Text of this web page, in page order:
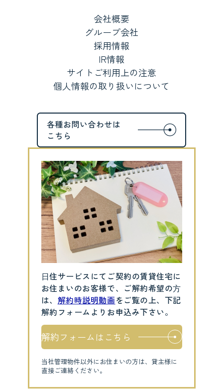
会社概要
グループ会社
採用情報
IR情報
サイトご利用上の注意
個人情報の取り扱いについて
⽇住サービスにてご契約の賃貸住宅に
お住まいのお客様で、ご解約希望の⽅
は、 解約時説明動画をご覧の上、下記
解約フォームよりお申込み下さい。
解約フォームはこちら
当社管理物件以外にお住まいの方は、貸主様に
直接ご連絡ください。